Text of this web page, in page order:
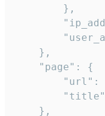
        },
    },
    "page": {
"url":
    },